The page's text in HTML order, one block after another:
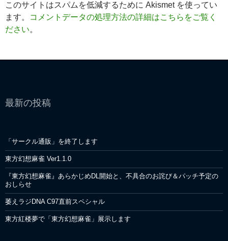
このサイトはスパムを低減するために Akismet を使ってい
ます。
コメントデータの処理方法の詳細はこちらをご覧く
ださい。
最新の投稿
「サークル通販」を終了します
東方幻想麻雀 Ver1.1.0
『東方幻想麻雀』あらかじめDL開始と、不具合のお詫び＆パッチ予定の
おしらせ
萎えラジDNA C97直前スペシャル
東方紅楼夢で「東方幻想麻雀」展示します